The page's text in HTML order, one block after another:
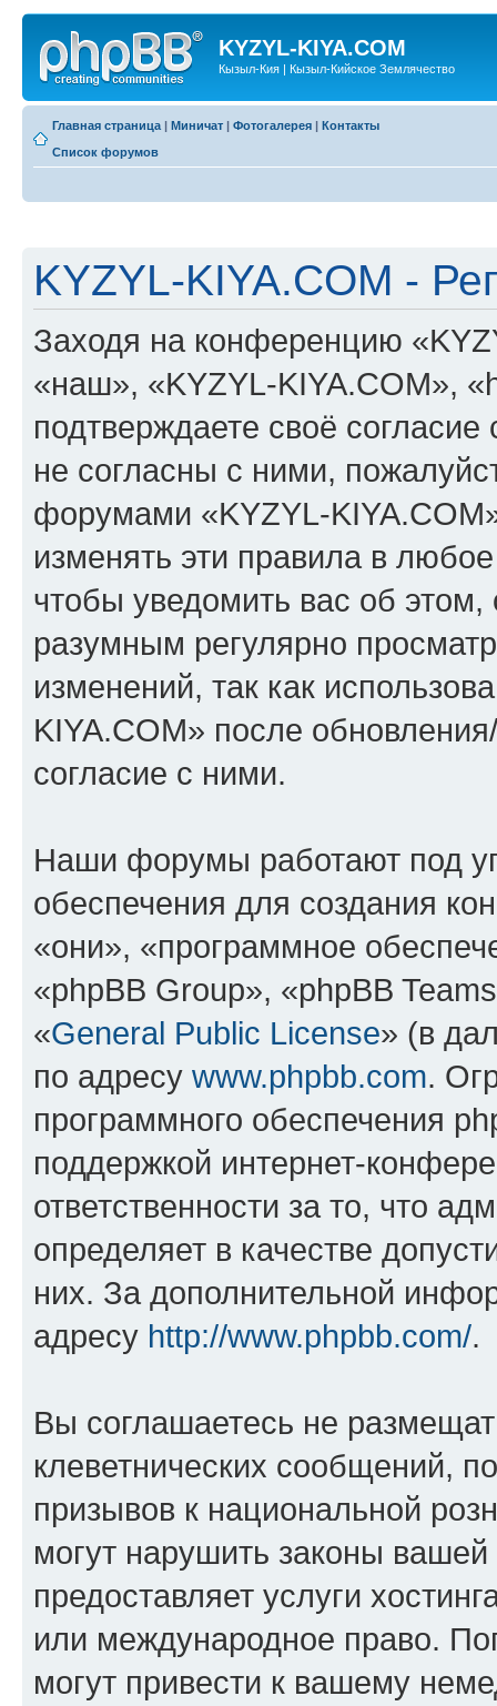
KYZYL-KIYA.COM
Кызыл-Кия | Кызыл-Кийское Землячество
Главная страница | Миничат | Фотогалерея | Контакты
Список форумов
KYZYL-KIYA.COM -
Заходя на конференцию
«наш», «KYZYL-KIYA.COM»,
подтверждаете своё
не согласны с ними,
форумами «KYZYL-
изменять эти правила в
чтобы уведомить вас об
разумным регулярно
изменений, так как
KIYA.COM» после
согласие с ними.
Наши форумы работают под
обеспечения для создания
«они», «программное
«phpBB Group», «phpBB
«General Public License» (в
по адресу www.phpbb.com.
программного обеспечения
поддержкой интернет-
ответственности за то, что
определяет в качестве
них. За дополнительной
адресу http://www.phpbb.com/.
Вы соглашаетесь не
клеветнических сообщений,
призывов к национальной
могут нарушить законы
предоставляет услуги
или международное право.
могут привести к вашему